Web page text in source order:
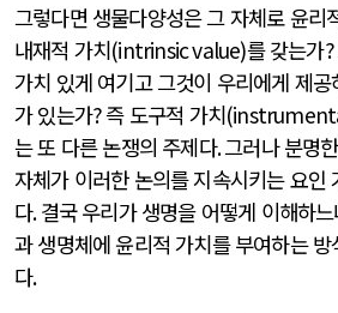
그렇다면 생물다양성은 그 자체로 윤리
내재적 가치(intrinsic value)를 갖는가?
가치 있게 여기고 그것이 우리에게 제
가 있는가?즉 도구적 가치
는 또 다른 논쟁의 주제다.그러나 분명
자체가 이러한 논의를 지속시키는 요인
다.결국 우리가 생명을 어떻게 이해하
과 생명체에 윤리적 가치를 부여하는
다.